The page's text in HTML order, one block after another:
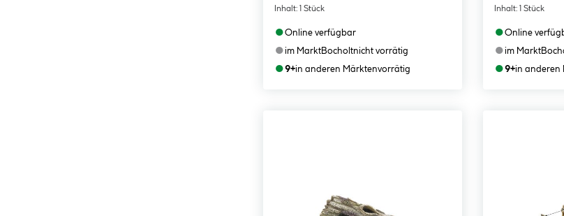
Inhalt: 1 Stück
●Online verfügbar
●im MarktBocholtnicht vorrätig
●9+in anderen Märktenvorrätig
Inhalt: 1 Stück
●Online
●im Markt
●9+in anderen